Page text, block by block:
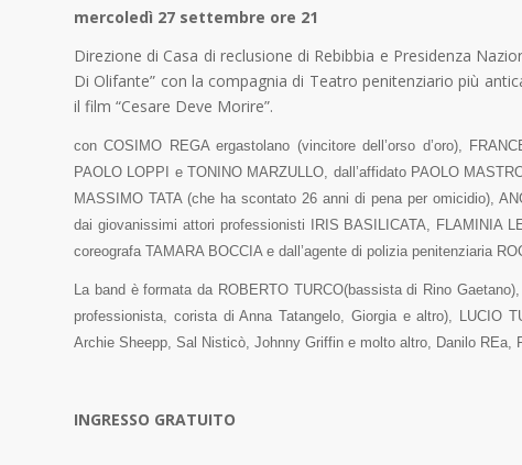
mercoledì 27 settembre ore 21
Direzione di Casa di reclusione di Rebibbia e Presidenza
Di Olifante” con la compagnia di Teatro penitenziario più
il film “Cesare Deve Morire”.
con COSIMO REGA ergastolano (vincitore dell’orso d’oro),
PAOLO LOPPI e TONINO MARZULLO, dall’affidato PAOLO
MASSIMO TATA (che ha scontato 26 anni di pena per omicidio),
dai giovanissimi attori professionisti IRIS BASILICATA, FLAMINIA
coreografa TAMARA BOCCIA e dall’agente di polizia penitenziaria
La band è formata da ROBERTO TURCO(bassista di Rino
professionista, corista di Anna Tatangelo, Giorgia e altro), LUCIO
Archie Sheepp, Sal Nisticò, Johnny Griffin e molto altro, Danilo
INGRESSO GRATUITO